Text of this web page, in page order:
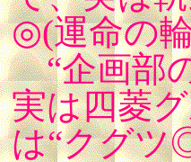
◎(運命の
“企画部の
実は四菱
は“クグツ